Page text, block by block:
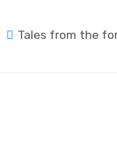
Tales from the